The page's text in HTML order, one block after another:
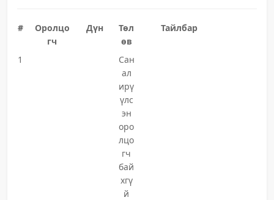
#
Оролцо
гч
Дүн
Төл
өв
Тайлбар
1
Сан
ал
ирү
үлс
эн
оро
лцо
гч
бай
хгү
й